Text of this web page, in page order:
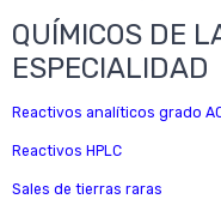
QUÍMICOS DE
ESPECIALIDAD
Reactivos analíticos grado
Reactivos HPLC
Sales de tierras raras